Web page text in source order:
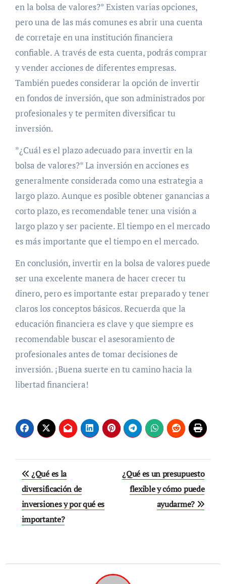
en la bolsa de valores?* Existen varias opciones,
pero una de las más comunes es abrir una cuenta
de corretaje en una institución financiera
confiable. A través de esta cuenta, podrás comprar
y vender acciones de diferentes empresas.
También puedes considerar la opción de invertir
en fondos de inversión, que son administrados por
profesionales y te permiten diversificar tu
inversión.
*¿Cuál es el plazo adecuado para invertir en la
bolsa de valores?* La inversión en acciones es
generalmente considerada como una estrategia a
largo plazo. Aunque es posible obtener ganancias a
corto plazo, es recomendable tener una visión a
largo plazo y ser paciente. El tiempo en el mercado
es más importante que el tiempo en el mercado.
En conclusión, invertir en la bolsa de valores puede
ser una excelente manera de hacer crecer tu
dinero, pero es importante estar preparado y tener
claros los conceptos básicos. Recuerda que la
educación financiera es clave y que siempre es
recomendable buscar el asesoramiento de
profesionales antes de tomar decisiones de
inversión. ¡Buena suerte en tu camino hacia la
libertad financiera!
Navegación
de
entradas
¿Qué es la
diversificación de
inversiones y por qué es
importante?
¿Qué es un presupuesto
flexible y cómo puede
ayudarme?